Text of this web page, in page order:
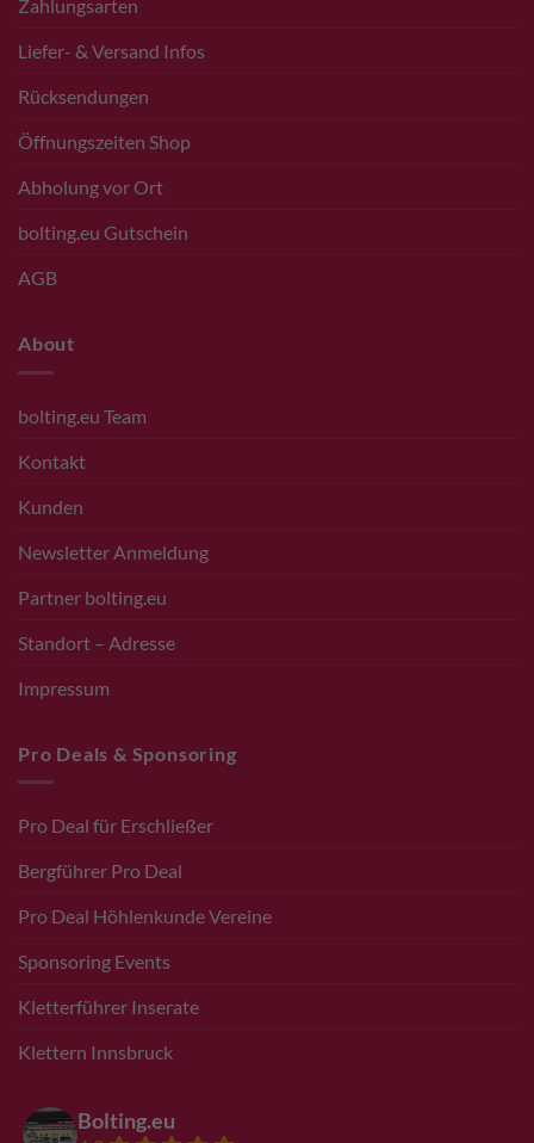
Zahlungsarten
Liefer- & Versand Infos
Rücksendungen
Öffnungszeiten Shop
Abholung vor Ort
bolting.eu Gutschein
AGB
About
bolting.eu Team
Kontakt
Kunden
Newsletter Anmeldung
Partner bolting.eu
Standort – Adresse
Impressum
Pro Deals & Sponsoring
Pro Deal für Erschließer
Bergführer Pro Deal
Pro Deal Höhlenkunde Vereine
Sponsoring Events
Kletterführer Inserate
Klettern Innsbruck
Bolting.eu